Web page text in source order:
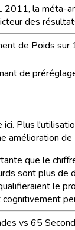
2011, la méta-
des
de Poids
de
Plus
amélioration
que le
sont plus de
le
vs 65